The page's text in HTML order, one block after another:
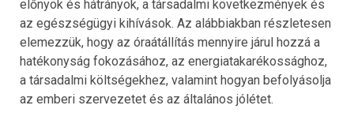
előnyök és hátrányok, a társadalmi következmények és
az egészségügyi kihívások. Az alábbiakban részletesen
elemezzük, hogy az óraátállítás mennyire járul hozzá a
hatékonyság fokozásához, az energiatakarékossághoz,
a társadalmi költségekhez, valamint hogyan befolyásolja
az emberi szervezetet és az általános jólétet.